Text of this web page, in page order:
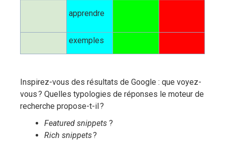
apprendre
exemples
Inspirez-vous des résultats de Google : que voyez-
vous ? Quelles typologies de réponses le moteur de
recherche propose-t-il ?
Featured snippets ?
Rich snippets?